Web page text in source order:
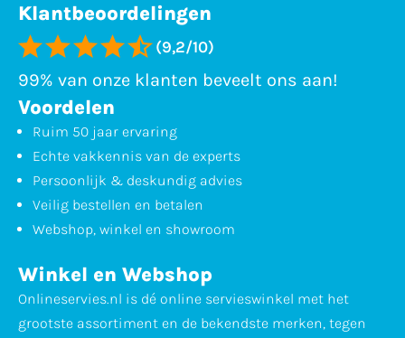
Klantbeoordelingen
(9,2/10)
99% van onze klanten beveelt ons aan!
Voordelen
Ruim 50 jaar ervaring
Echte vakkennis van de experts
Persoonlijk & deskundig advies
Veilig bestellen en betalen
Webshop, winkel en showroom
Winkel en Webshop
Onlineservies.nl is dé online servieswinkel met het
grootste assortiment en de bekendste merken, tegen